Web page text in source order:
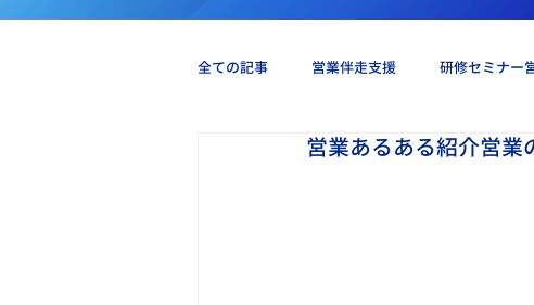
全ての記事 営業伴走支援 研修セミナー
営業あるある紹介営業